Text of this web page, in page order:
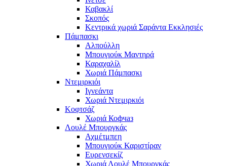
Καβακλί
Σκοπός
Κεντρικά χωριά Σαράντα Εκκλησιές
Πάμπασκι
Αλπούλλη
Μπουγιούκ Μαντηρά
Καραχαλίλ
Χωριά Πάμπασκι
Ντεμιρκιόι
Ιγνεάντα
Χωριά Ντεμιρκιόι
Κοφτσάζ
Χωριά Кофчаз
Λουλέ Μπουργκάς
Αχμέτμπεη
Μπουγιούκ Καριστίραν
Ευρενσεκίζ
Χωριά Λουλέ Μπουργκάς